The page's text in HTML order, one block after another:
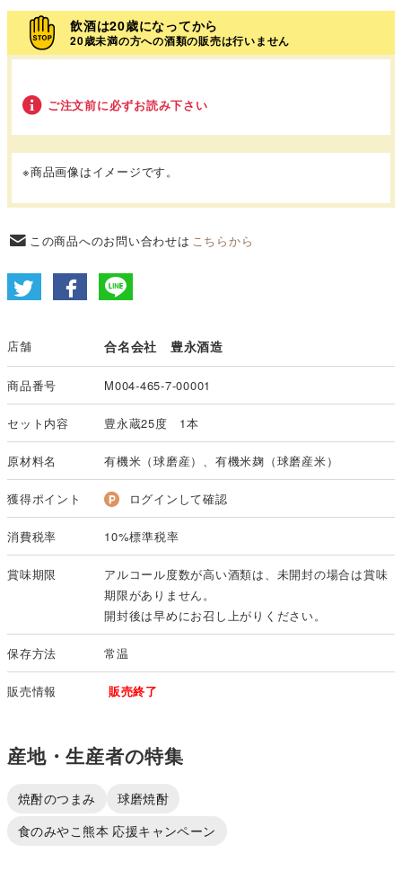
飲酒は20歳になってから
20歳未満の方への酒類の販売は行いません
ご注文前に必ずお読み下さい
※商品画像はイメージです。
この商品へのお問い合わせは こちらから
店舗 合名会社 豊永酒造
商品番号 M004-465-7-00001
セット内容 豊永蔵25度 1本
原材料名 有機米（球磨産）、有機米麹（球磨産米）
獲得ポイント ログインして確認
消費税率 10%標準税率
賞味期限
アルコール度数が高い酒類は、未開封の場合は賞味
期限がありません。
開封後は早めにお召し上がりください。
保存方法 常温
販売情報 販売終了
産地・生産者の特集
焼酎のつまみ
球磨焼酎
食のみやこ熊本 応援キャンペーン